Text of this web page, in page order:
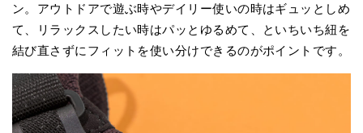
ン。アウトドアで遊ぶ時やデイリー使いの時はギュッとしめ
て、リラックスしたい時はパッとゆるめて、といちいち紐を
結び直さずにフィットを使い分けできるのがポイントです。